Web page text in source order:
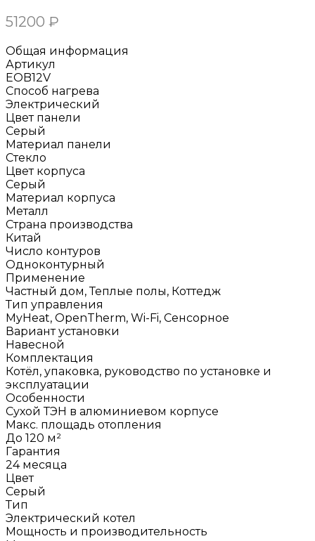
51200 ₽
Общая информация
Артикул
EOB12V
Способ нагрева
Электрический
Цвет панели
Серый
Материал панели
Стекло
Цвет корпуса
Серый
Материал корпуса
Металл
Страна производства
Китай
Число контуров
Одноконтурный
Применение
Частный дом, Теплые полы, Коттедж
Тип управления
MyHeat, OpenTherm, Wi-Fi, Сенсорное
Вариант установки
Навесной
Комплектация
Котёл, упаковка, руководство по установке и
эксплуатации
Особенности
Сухой ТЭН в алюминиевом корпусе
Макс. площадь отопления
До 120 м²
Гарантия
24 месяца
Цвет
Серый
Тип
Электрический котел
Мощность и производительность